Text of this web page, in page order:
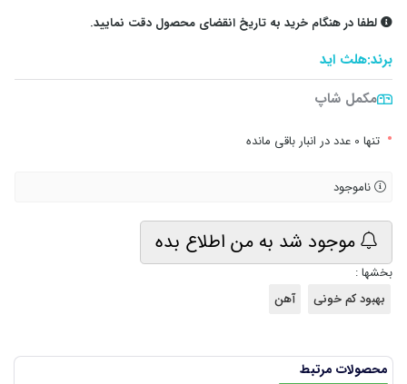
لطفا در هنگام خرید به تاریخ انقضای محصول دقت نمایید.
برند:هلث اید
مکمل شاپ
• تنها 0 عدد در انبار باقی مانده
ناموجود
موجود شد به من اطلاع بده
بخشها :
بهبود کم خونی
آهن
محصولات مرتبط